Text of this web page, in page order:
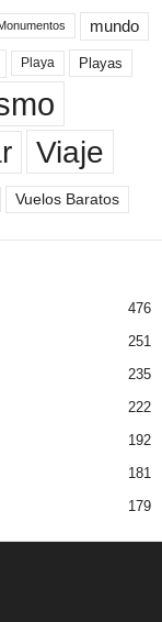
mundo
Playa Playas
Viaje
Vuelos Baratos
476
251
235
222
192
181
179